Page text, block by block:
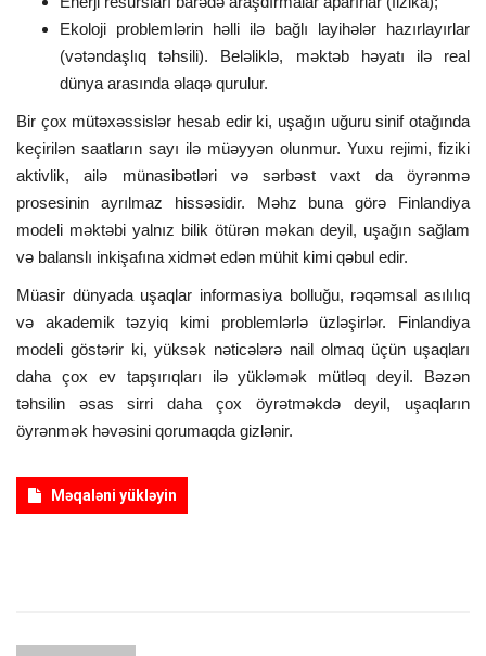
Ekoloji problemlərin həlli ilə bağlı layihələr hazırlayırlar
(vətəndaşlıq təhsili). Beləliklə, məktəb həyatı ilə real
dünya arasında əlaqə qurulur.
Bir çox mütəxəssislər hesab edir ki, uşağın uğuru sinif otağında
keçirilən saatların sayı ilə müəyyən olunmur. Yuxu rejimi, fiziki
aktivlik, ailə münasibətləri və sərbəst vaxt da öyrənmə
prosesinin ayrılmaz hissəsidir. Məhz buna görə Finlandiya
modeli məktəbi yalnız bilik ötürən məkan deyil, uşağın sağlam
və balanslı inkişafına xidmət edən mühit kimi qəbul edir.
Müasir dünyada uşaqlar informasiya bolluğu, rəqəmsal asılılıq
və akademik təzyiq kimi problemlərlə üzləşirlər. Finlandiya
modeli göstərir ki, yüksək nəticələrə nail olmaq üçün uşaqları
daha çox ev tapşırıqları ilə yükləmək mütləq deyil. Bəzən
təhsilin əsas sirri daha çox öyrətməkdə deyil, uşaqların
öyrənmək həvəsini qorumaqda gizlənir.
Məqaləni yükləyin